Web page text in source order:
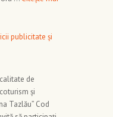
publicitate și
calitate de
și
Tazlău” Cod